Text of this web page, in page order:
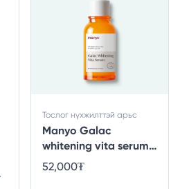
Manyo Galac
whitening vita serum -
50 ml
Тослог нүхжилттэй арьс
52,000₮